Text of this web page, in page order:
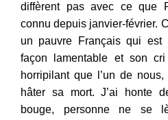
diffèrent pas avec ce que
connu depuis janvier-février.
un pauvre Français qui est
façon lamentable et son
horripilant que l’un de nous,
hâter sa mort. J’ai honte
bouge, personne ne se